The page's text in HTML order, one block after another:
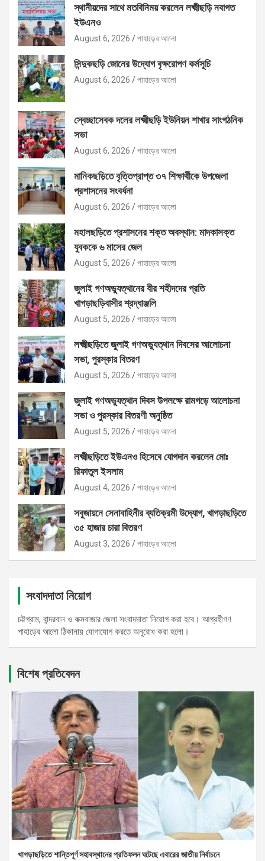
স্থানীয়দের সাথে মতবিনিময় করলেন লক্ষ্মীছড়ি নবাগত
ইউএনও
August 6, 2026 পাহাড়ের আলো
সিন্দুকছড়ি জোনের উদ্যোগ বৃক্ষরোপণ কর্মসূচি
August 6, 2026 পাহাড়ের আলো
স্বেচ্ছাসেবক দলের লক্ষ্মীছড়ি ইউনিয়ন শাখার সাংগঠনিক
সভা
August 6, 2026 পাহাড়ের আলো
মানিকছড়িতে বৃত্তিপ্রাপ্ত ৩৭ শিক্ষার্থীকে উপজেলা
প্রশাসনের সংবর্ধনা
August 6, 2026 পাহাড়ের আলো
মহালছড়িতে প্রশাসনের শক্ত অবস্থান: মাদকাসক্ত
যুবককে ৬ মাসের জেল
August 5, 2026 পাহাড়ের আলো
জুলাই গণঅভ্যুত্থানের বীর শহীদদের প্রতি
খাগড়াছড়িবাসীর শ্রদ্ধাঞ্জলি
August 5, 2026 পাহাড়ের আলো
লক্ষ্মীছড়িতে জুলাই গণঅভ্যুত্থান দিবসের আলোচনা
সভা, পুরস্কার বিতরণ
August 5, 2026 পাহাড়ের আলো
জুলাই গণঅভ্যুত্থান দিবস উপলক্ষে রামগড়ে আলোচনা
সভা ও পুরস্কার বিতরণী অনুষ্ঠিত
August 5, 2026 পাহাড়ের আলো
লক্ষ্মীছড়িতে ইউএনও হিসেবে যোগদান করলেন মোঃ
রিফাতুল ইসলাম
August 4, 2026 পাহাড়ের আলো
সবুজায়নে সেনাবাহিনীর ব্যতিক্রমী উদ্যোগ, খাগড়াছড়িতে
৩৫ হাজার চারা বিতরণ
August 3, 2026 পাহাড়ের আলো
সংবাদদাতা নিয়োগ
চট্টগ্রাম, বান্দরবান ও কক্মবাজার জেলা সংবাদদাতা নিয়োগ করা হবে। আগ্রহীগণ
পাহাড়ের আলো ঠিকানায় যোগাযোগ করতে অনুরোধ করা হলো।
বিশেষ প্রতিবেদন
খাগড়াছড়িতে শান্তিপূর্ণ সহাবস্থানের প্রতিফলন ঘটেছে এবারের জাতীয় নির্বাচনে